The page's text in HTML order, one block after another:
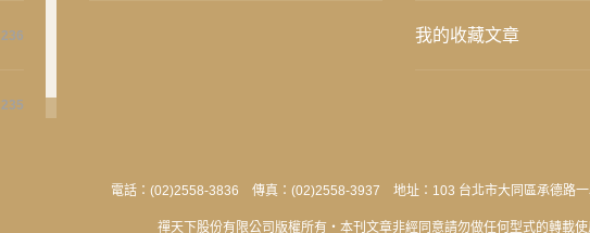
236
235
我的收藏文章
電話：(02)2558-3836 傳真：(02)2558-3937 地址：103 台北市大同區承德路一
禪天下股份有限公司版權所有‧本刊文章非經同意請勿做任何型式的轉載使